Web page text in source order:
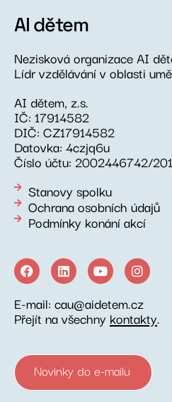
AI dětem
Nezisková organizace AI
Lídr vzdělávání v oblasti
AI dětem, z.s.
IČ: 17914582
DIČ: CZ17914582
Datovka: 4czjq6u
Číslo účtu: 2002446742/
Stanovy spolku
Ochrana osobních údajů
Podmínky konání akcí
E-mail: cau@aidetem.cz
Přejít na všechny kontakty.
Novinky do e-mailu